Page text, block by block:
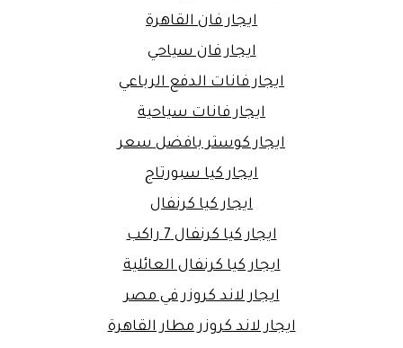
ايجار فان القاهرة
ايجار فان سياحي
ايجار فانات الدفع الرباعي
ايجار فانات سياحية
ايجار كوستر بافضل سعر
ايجار كيا سبورتاج
ايجار كيا كرنفال
ايجار كيا كرنفال 7 راكب
ايجار كيا كرنفال العائلية
ايجار لاند كروزر في مصر
ايجار لاند كروزر مطار القاهرة